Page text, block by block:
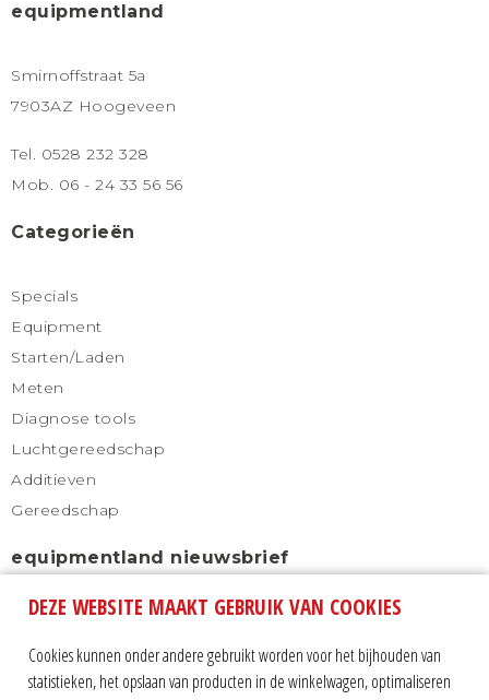
equipmentland
Smirnoffstraat 5a
7903AZ Hoogeveen
Tel. 0528 232 328
Mob. 06 - 24 33 56 56
Categorieën
Specials
Equipment
Starten/Laden
Meten
Diagnose tools
Luchtgereedschap
Additieven
Gereedschap
equipmentland nieuwsbrief
automatisch op de hoogte.
DEZE WEBSITE MAAKT GEBRUIK VAN COOKIES
Cookies kunnen onder andere gebruikt worden voor het bijhouden van
statistieken, het opslaan van producten in de winkelwagen, optimaliseren